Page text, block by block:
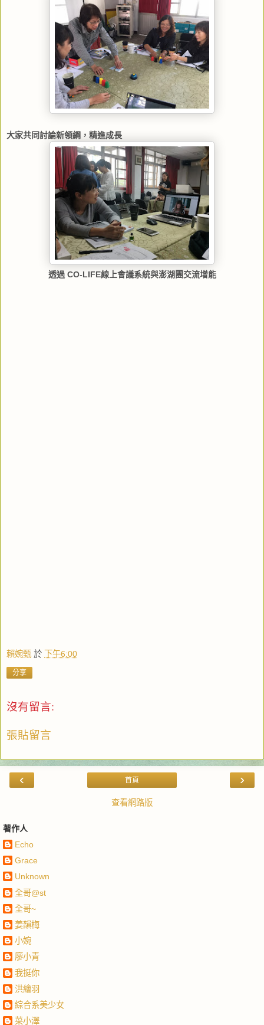
大家共同討論新領綱，精進成長
透過 CO-LIFE線上會議系統與澎湖團交流增能
賴婉甄 於 下午6:00
分享
沒有留言:
張貼留言
‹ ›
首頁
查看網路版
著作人
Echo
Grace
Unknown
全哥@st
全哥~
姜韻梅
小婉
廖小青
我挺你
洪繪羽
綜合系美少女
菜小澤